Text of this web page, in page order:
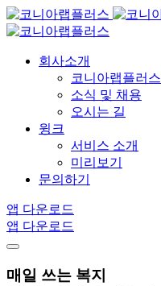
회사소개
코니아랩플러스
소식 및 채용
오시는 길
윙크
서비스 소개
미리보기
문의하기
앱 다운로드
앱 다운로드
매일 쓰는 복지